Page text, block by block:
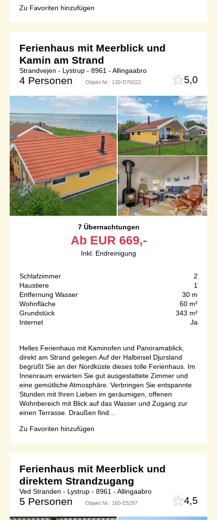
Zu Favoriten hinzufügen
Ferienhaus mit Meerblick und
Kamin am Strand
Strandvejen - Lystrup - 8961 - Allingaabro
4 Personen Objekt Nr.: 130-D76022 5,0
7 Übernachtungen
Ab EUR 669,-
Inkl. Endreinigung
Schlafzimmer
2
Haustiere
1
Entfernung Wasser
30 m
Wohnfläche
60 m²
Grundstück
343 m²
Internet
Ja
Helles Ferienhaus mit Kaminofen und Panoramablick,
direkt am Strand gelegen.Auf der Halbinsel Djursland
begrüßt Sie an der Nordküste dieses tolle Ferienhaus. Im
Innenraum erwarten Sie gut ausgestattete Zimmer und
eine gemütliche Atmosphäre. Verbringen Sie entspannte
Stunden mit Ihren Lieben im geräumigen, offenen
Wohnbereich mit Blick auf das Wasser und Zugang zur
einen Terrasse. Draußen find...
Zu Favoriten hinzufügen
Ferienhaus mit Meerblick und
direktem Strandzugang
Ved Stranden - Lystrup - 8961 - Allingaabro
5 Personen Objekt Nr.: 160-E5297 4,5